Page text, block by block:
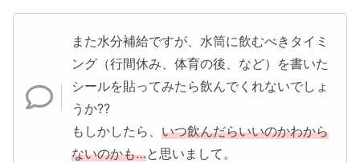
また水分補給ですが、水筒に飲むべきタイミ
ング（行間休み、体育の後、など）を書いた
シールを貼ってみたら飲んでくれないでしょ
うか⁇
もしかしたら、 いつ飲んだらいいのかわから
ないのかも…と思いまして。